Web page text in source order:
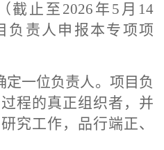
截止至2026年5月14
负责人申报本专项项
定一位负责人。项目负
程的真正组织者，并
究工作，品行端正、